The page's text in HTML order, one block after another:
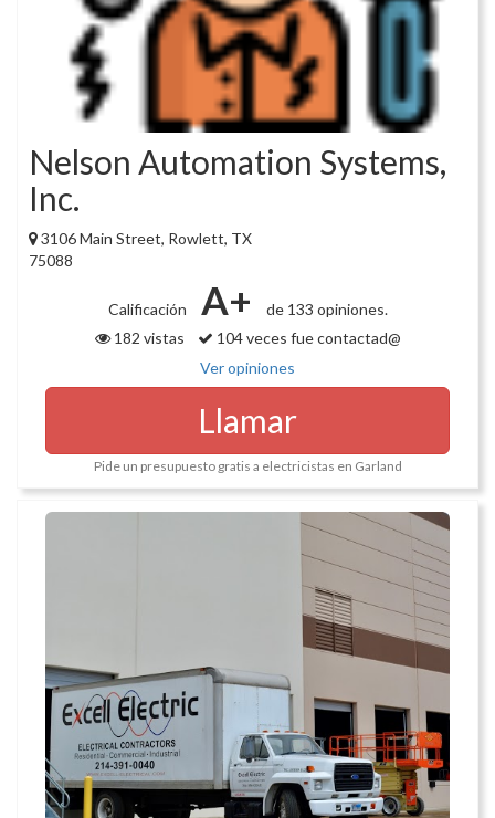
Nelson Automation Systems,
Inc.
3106 Main Street, Rowlett, TX
75088
Calificación A+
de 133 opiniones.
182 vistas
104 veces fue contactad@
Ver opiniones
Llamar
Pide un presupuesto gratis a electricistas en Garland